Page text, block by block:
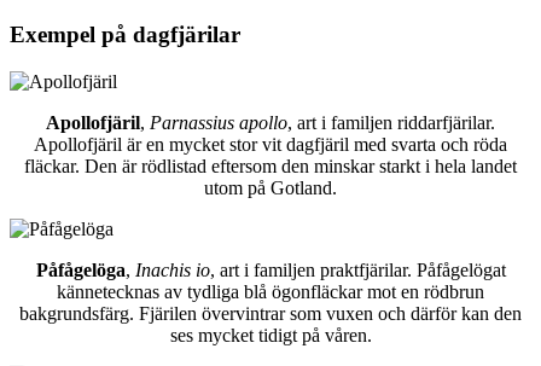
Exempel på dagfjärilar
Apollofjäril, Parnassius apollo, art i familjen riddarfjärilar.
Apollofjäril är en mycket stor vit dagfjäril med svarta och röda
fläckar. Den är rödlistad eftersom den minskar starkt i hela landet
utom på Gotland.
Påfågelöga, Inachis io, art i familjen praktfjärilar. Påfågelögat
kännetecknas av tydliga blå ögonfläckar mot en rödbrun
bakgrundsfärg. Fjärilen övervintrar som vuxen och därför kan den
ses mycket tidigt på våren.